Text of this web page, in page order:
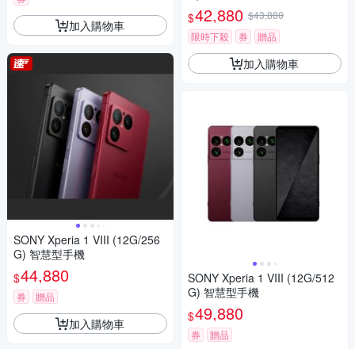
加入購物車
SONY Xperia 1 VIII (12G/256
G) 智慧型手機
$44,880
券 贈品
加入購物車
$42,880 $43,880
限時下殺
券 贈品
加入購物車
SONY Xperia 1 VIII (12G/512
G) 智慧型手機
$49,880
券 贈品